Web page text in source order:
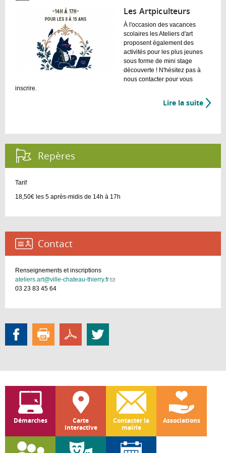
Les Artpiculteurs
À l'occasion des vacances
scolaires les Ateliers d'art
proposent également des
activités pour les plus jeunes
sous forme de mini stage
découverte ! N'hésitez pas à
nous contacter pour vous
inscrire.
Lire la suite de
Repères :
Tarif
18,50€ les 5 après-midis de 14h à 17h
Contact :
Renseignements et inscriptions
ateliers.art@ville-chateau-thierry.fr(link
03 23 83 45 64
Démarches
Carte
interactive
Contacter la
mairie
Associations